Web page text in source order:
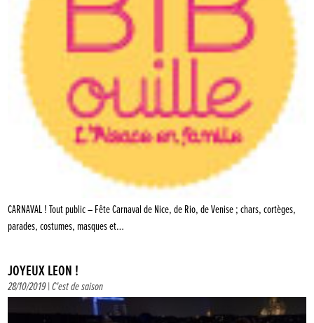
CARNAVAL ! Tout public – Fête Carnaval de Nice, de Rio, de Venise ; chars, cortèges,
parades, costumes, masques et…
JOYEUX LÉON !
28/10/2019 |C'est de saison